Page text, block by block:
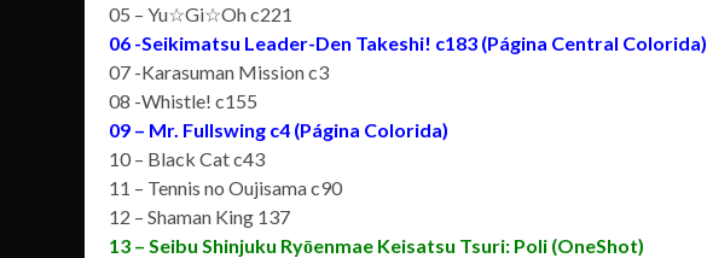
05 – Yu☆Gi☆Oh c221
06 -Seikimatsu Leader-Den Takeshi! c183 (Página Central Colorida)
07 -Karasuman Mission c3
08 -Whistle! c155
09 – Mr. Fullswing c4 (Página Colorida)
10 – Black Cat c43
11 – Tennis no Oujisama c90
12 – Shaman King 137
13 – Seibu Shinjuku Ryōenmae Keisatsu Tsuri: Poli (OneShot)